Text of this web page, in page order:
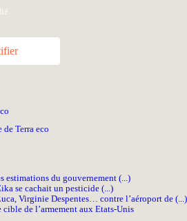
estimations du gouvernement (...)
se cachait un pesticide (...)
Virginie Despentes… contre l’aéroport de (...)
de l’armement aux Etats-Unis